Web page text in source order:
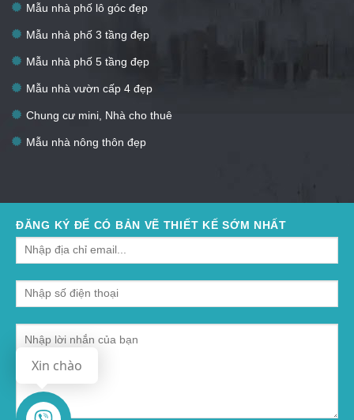
Mẫu nhà phố lô góc đẹp
Mẫu nhà phố 3 tầng đẹp
Mẫu nhà phố 5 tầng đẹp
Mẫu nhà vườn cấp 4 đẹp
Chung cư mini, Nhà cho thuê
Mẫu nhà nông thôn đẹp
ĐĂNG KÝ ĐỂ CÓ BẢN VẼ THIẾT KẾ SỚM NHẤT
Xin chào